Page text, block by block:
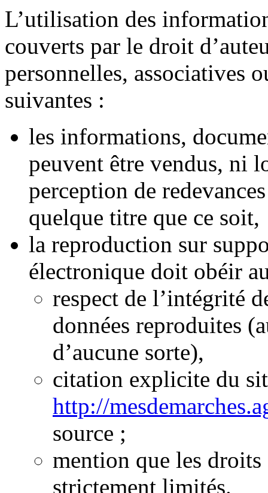
L’utilisation des
couverts par le droit
personnelles, associatives
suivantes :
les informations,
peuvent être vendus, ni
perception de
quelque titre que ce soit,
la reproduction sur
électronique doit obéir
respect de l’intégrité
données reproduites
d’aucune sorte),
citation explicite du
http://
source ;
mention que les
strictement limités.